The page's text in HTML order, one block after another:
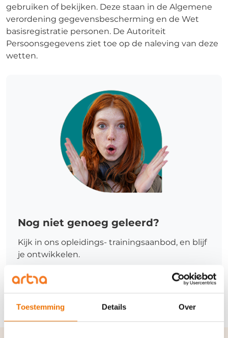
Toestemming Details Over
gebruiken of bekijken. Deze staan in de Algemene
verordening gegevensbescherming en de Wet
basisregistratie personen. De Autoriteit
Persoonsgegevens ziet toe op de naleving van deze
wetten.
Nog niet genoeg geleerd?
Kijk in ons opleidings- trainingsaanbod, en blijf
je ontwikkelen.
Meer informatie